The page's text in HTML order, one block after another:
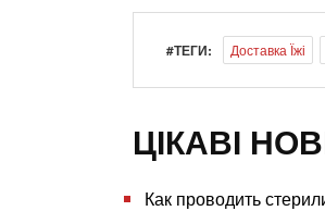
#ТЕГИ: Доставка Їжі
ЦІКАВІ
Как проводить